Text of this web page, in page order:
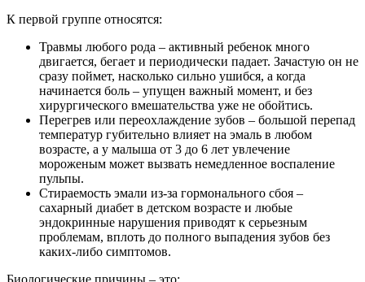
К первой группе относятся:
Травмы любого рода – активный ребенок много
двигается, бегает и периодически падает. Зачастую он не
сразу поймет, насколько сильно ушибся, а когда
начинается боль – упущен важный момент, и без
хирургического вмешательства уже не обойтись.
Перегрев или переохлаждение зубов – большой перепад
температур губительно влияет на эмаль в любом
возрасте, а у малыша от 3 до 6 лет увлечение
мороженым может вызвать немедленное воспаление
пульпы.
Стираемость эмали из-за гормонального сбоя –
сахарный диабет в детском возрасте и любые
эндокринные нарушения приводят к серьезным
проблемам, вплоть до полного выпадения зубов без
каких-либо симптомов.
Биологические причины – это: